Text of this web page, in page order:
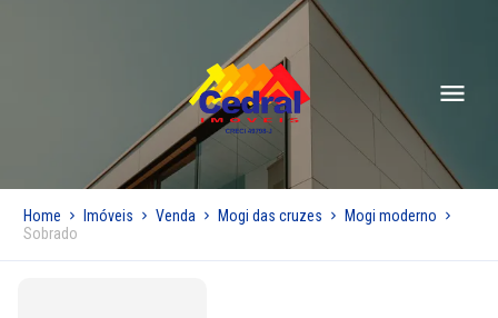
Home Imóveis Venda Mogi das cruzes
Mogi moderno
Sobrado